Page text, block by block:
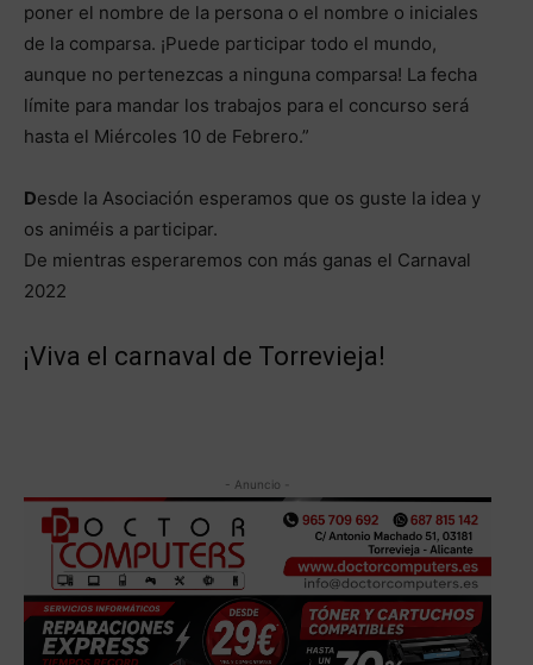
poner el nombre de la persona o el nombre o iniciales
de la comparsa. ¡Puede participar todo el mundo,
aunque no pertenezcas a ninguna comparsa! La fecha
límite para mandar los trabajos para el concurso será
hasta el Miércoles 10 de Febrero.”
Desde la Asociación esperamos que os guste la idea y
os animéis a participar.
De mientras esperaremos con más ganas el Carnaval
2022
¡Viva el carnaval de Torrevieja!
- Anuncio -